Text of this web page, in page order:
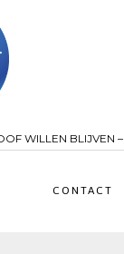
WILLEN BLIJVEN –
CONTACT